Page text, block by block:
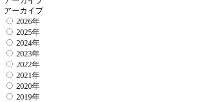
アーカイブ
2026年
2025年
2024年
2023年
2022年
2021年
2020年
2019年